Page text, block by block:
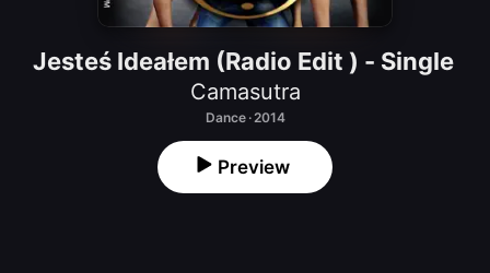
Jesteś Ideałem (Radio Edit ) - Single
Camasutra
Dance · 2014
Preview